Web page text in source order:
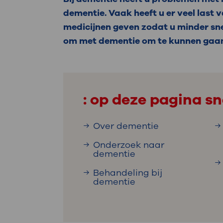
Uw
Uw
Werken
steeds verder uit, zodat u zelf meer
we u sneller helpen.
dementie. Vaak heeft u er veel last
medicijnen geven zodat u minder
om met dementie om te kunnen
: op deze pagina
Over dementie
Onderzoek naar
dementie
Behandeling bij
dementie